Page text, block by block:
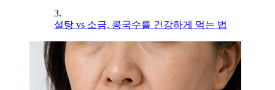
3.
설탕 vs 소금, 콩국수를 건강하게 먹는 법